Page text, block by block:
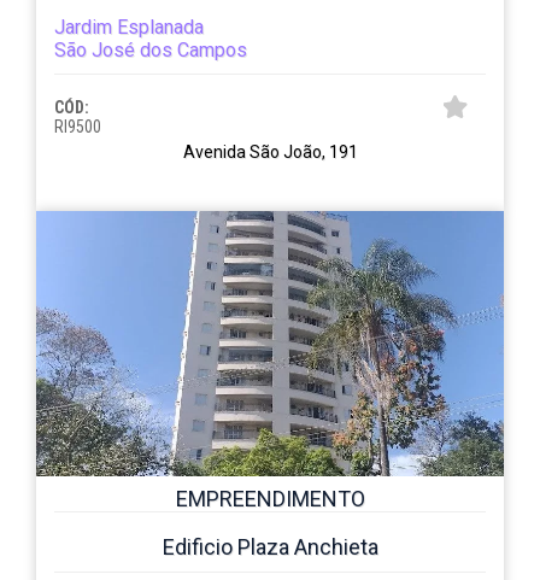
Jardim Esplanada
São José dos Campos
CÓD:
RI9500
Avenida São João, 191
EMPREENDIMENTO
Edificio Plaza Anchieta